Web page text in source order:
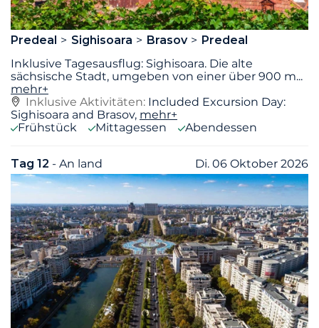
Predeal Sighisoara Brasov
Predeal
Inklusive Tagesausflug: Sighisoara. Die alte
sächsische Stadt, umgeben von einer über 900 m...
mehr+
Inklusive Aktivitäten: Included Excursion Day:
Sighisoara and Brasov, mehr+
Frühstück
Mittagessen Abendessen
Tag 12 - An land Di. 06 Oktober 2026